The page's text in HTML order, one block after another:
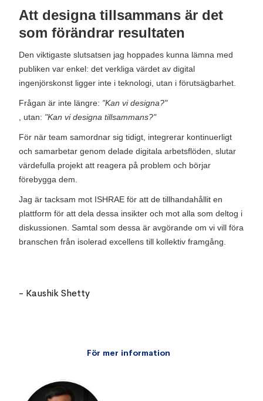
Att designa tillsammans är det
som förändrar resultaten
Den viktigaste slutsatsen jag hoppades kunna lämna med
publiken var enkel: det verkliga värdet av digital
ingenjörskonst ligger inte i teknologi, utan i förutsägbarhet.
Frågan är inte längre: "Kan vi designa?"
, utan: "Kan vi designa tillsammans?"
För när team samordnar sig tidigt, integrerar kontinuerligt
och samarbetar genom delade digitala arbetsflöden, slutar
värdefulla projekt att reagera på problem och börjar
förebygga dem.
Jag är tacksam mot ISHRAE för att de tillhandahållit en
plattform för att dela dessa insikter och mot alla som deltog i
diskussionen. Samtal som dessa är avgörande om vi vill föra
branschen från isolerad excellens till kollektiv framgång.
- Kaushik Shetty
För mer information